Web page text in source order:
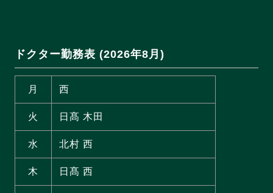
ドクター勤務表 (2026年8月)
月 西
火 日髙 木田
水 北村 西
木 日髙 西